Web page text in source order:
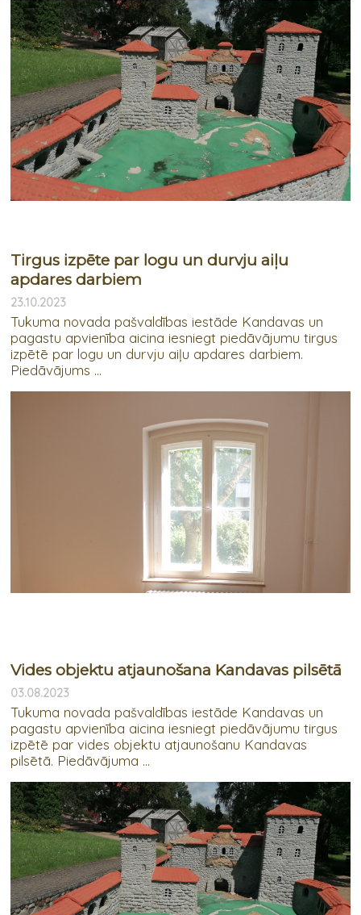
Tirgus izpēte par logu un durvju aiļu
apdares darbiem
23.10.2023
Tukuma novada pašvaldības iestāde Kandavas un
pagastu apvienība aicina iesniegt piedāvājumu tirgus
izpētē par logu un durvju aiļu apdares darbiem.
Piedāvājums ...
Vides objektu atjaunošana Kandavas pilsētā
03.08.2023
Tukuma novada pašvaldības iestāde Kandavas un
pagastu apvienība aicina iesniegt piedāvājumu tirgus
izpētē par vides objektu atjaunošanu Kandavas
pilsētā. Piedāvājuma ...